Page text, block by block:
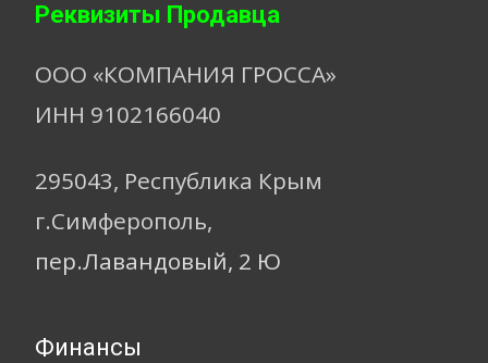
Реквизиты Продавца
ООО «КОМПАНИЯ ГРОССА»
ИНН 9102166040
295043, Республика Крым
г.Симферополь,
пер.Лавандовый, 2 Ю
Финансы